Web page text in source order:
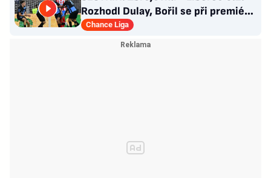
Rozhodl Dulay, Bořil se při premiéře
za Slovan zranil
Chance Liga